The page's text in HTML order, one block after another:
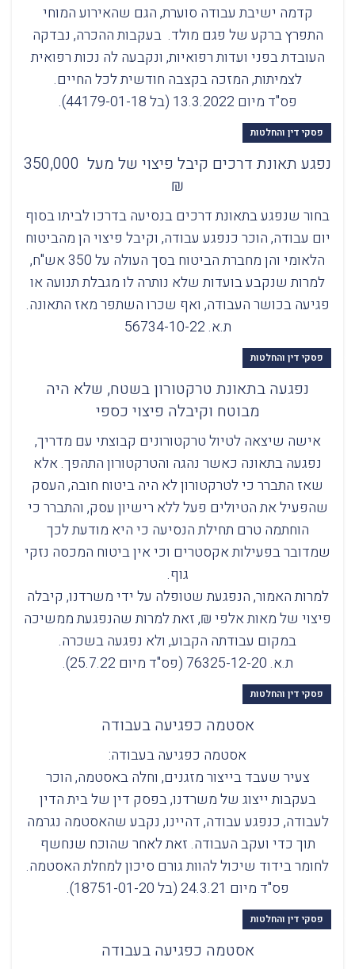
קדמה ישיבת עבודה סוערת, הגם שהאירוע המוחי
התפרץ ברקע של פגם מולד. בעקבות ההכרה, נבדקה
העובדת בפני ועדות רפואיות, ונקבעה לה נכות רפואית
לצמיתות, המזכה בקצבה חודשית לכל החיים.
פס"ד מיום 13.3.2022 (בל 44179-01-18).
פסקי דין והחלטות
נפגע תאונת דרכים קיבל פיצוי של מעל 350,000
₪
בחור שנפגע בתאונת דרכים בנסיעה בדרכו לביתו בסוף
יום עבודה, הוכר כנפגע עבודה, וקיבל פיצוי הן מהביטוח
הלאומי והן מחברת הביטוח בסך העולה על 350 אש"ח,
למרות שנקבע בועדות שלא נותרה לו מגבלת תנועה או
פגיעה בכושר העבודה, ואף שכרו השתפר מאז התאונה.
ת.א. 56734-10-22
פסקי דין והחלטות
נפגעה בתאונת טרקטורון בשטח, שלא היה
מבוטח וקיבלה פיצוי כספי
אישה שיצאה לטיול טרקטורונים קבוצתי עם מדריך,
נפגעה בתאונה כאשר נהגה והטרקטורון התהפך. אלא
שאז התברר כי לטרקטורון לא היה ביטוח חובה, העסק
שהפעיל את הטיולים פעל ללא רישיון עסק, והתברר כי
הוחתמה טרם תחילת הנסיעה כי היא מודעת לכך
שמדובר בפעילות אקסטרים וכי אין ביטוח המכסה נזקי
גוף.
למרות האמור, הנפגעת שטופלה על ידי משרדנו, קיבלה
פיצוי של מאות אלפי ₪, זאת למרות שהנפגעת ממשיכה
במקום עבודתה הקבוע, ולא נפגעה בשכרה.
ת.א. 76325-12-20 (פס"ד מיום 25.7.22).
פסקי דין והחלטות
אסטמה כפגיעה בעבודה
אסטמה כפגיעה בעבודה:
צעיר שעבד בייצור מזגנים, וחלה באסטמה, הוכר
בעקבות ייצוג של משרדנו, בפסק דין של בית הדין
לעבודה, כנפגע עבודה, דהיינו, נקבע שהאסטמה נגרמה
תוך כדי ועקב העבודה. זאת לאחר שהוכח שנחשף
לחומר בידוד שיכול להוות גורם סיכון למחלת האסטמה.
פס"ד מיום 24.3.21 (בל 18751-01-20).
פסקי דין והחלטות
אסטמה כפגיעה בעבודה